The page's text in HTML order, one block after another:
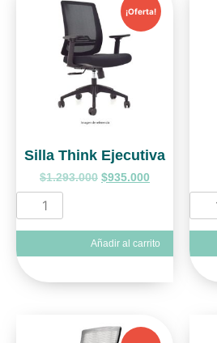
¡Oferta!
Silla Think Ejecutiva
$1.293.000 $935.000
Añadir al carrito